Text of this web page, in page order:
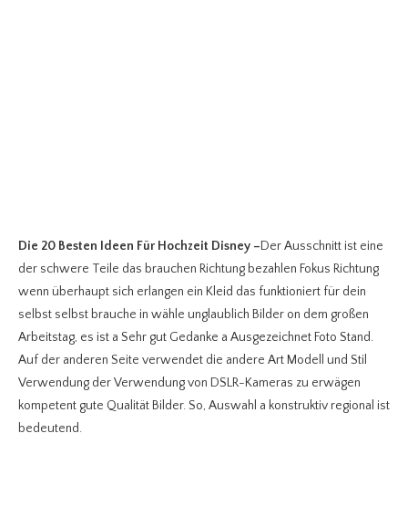
Die 20 Besten Ideen Für Hochzeit Disney –Der Ausschnitt ist eine
der schwere Teile das brauchen Richtung bezahlen Fokus Richtung
wenn überhaupt sich erlangen ein Kleid das funktioniert für dein
selbst selbst brauche in wähle unglaublich Bilder on dem großen
Arbeitstag, es ist a Sehr gut Gedanke a Ausgezeichnet Foto Stand.
Auf der anderen Seite verwendet die andere Art Modell und Stil
Verwendung der Verwendung von DSLR-Kameras zu erwägen
kompetent gute Qualität Bilder. So, Auswahl a konstruktiv regional ist
bedeutend.